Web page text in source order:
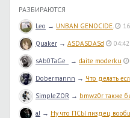
РАЗБИРАЮТСЯ
Leo → UNBAN GENOCIDE.
Quaker → ASDASDASd 04:42
sAb0TaGe_ → daite moderku
Dobermannn → Что делать
SimpleZOR → bmwz0r также
aJ → Ну что ПСЫ пиздец